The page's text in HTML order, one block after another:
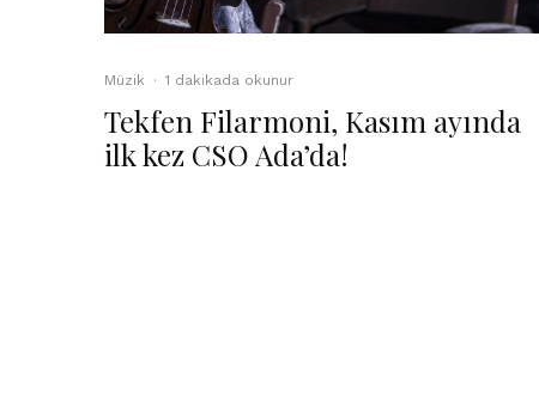
Müzik · 1 dakikada okunur
Tekfen Filarmoni, Kasım ayında
ilk kez CSO Ada’da!